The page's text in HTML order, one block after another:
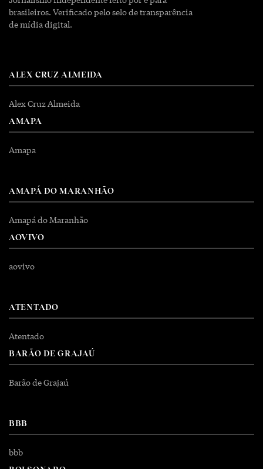
brasileiros. Verificado pelo selo de transparência
de mídia digital.
ALEX CRUZ ALMEIDA
Alex Cruz Almeida
AMAPA
Amapa
AMAPÁ DO MARANHÃO
Amapá do Maranhão
AOVIVO
aovivo
ATENTADO
Atentado
BARÃO DE GRAJAÚ
Barão de Grajaú
BBB
bbb